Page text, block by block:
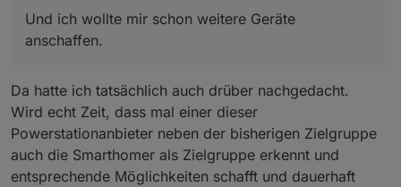
Und ich wollte mir schon weitere Geräte
anschaffen.
Da hatte ich tatsächlich auch drüber nachgedacht.
Wird echt Zeit, dass mal einer dieser
Powerstationanbieter neben der bisherigen Zielgruppe
auch die Smarthomer als Zielgruppe erkennt und
entsprechende Möglichkeiten schafft und dauerhaft